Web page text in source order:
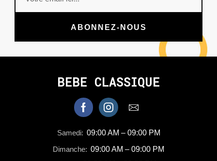
ABONNEZ-NOUS
BEBE CLASSIQUE
Samedi: 09:00 AM – 09:00 PM
Dimanche: 09:00 AM – 09:00 PM